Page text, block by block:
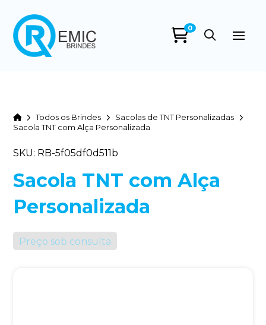
0
HomeTodos os Brindes
Sacolas de TNT Personalizadas
Sacola TNT com Alça Personalizada
SKU: RB-5f05df0d511b
Sacola TNT com Alça
Personalizada
Preço sob consulta